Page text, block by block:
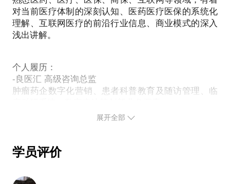
我的行业经验、产品设计、实践优势如下：
1、对于医药供应链的运营模式、核心客户的真实需
求、商业利益的变现渠道都有着深刻理解；
悟；
3、参与了诸多医疗信息化政府项目的方案拟定及落地
执行，对于产品方向和项目进度的把控有着成熟的方
对当前医疗体制的深刻认知、医药医疗医保的系统化
理解、互联网医疗的前沿行业信息、商业模式的深入
浅出讲解。
个人履历：
-良医汇 高级咨询总监
肿瘤药企数字化营销、患者科普教育及随访管理、临
-平安医保科技 资深咨询顾问
（PBM）等
展开全部
学员评价